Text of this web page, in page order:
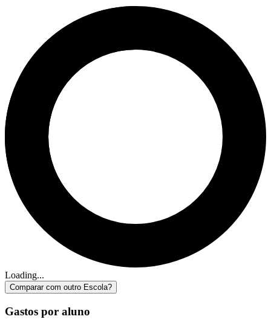
Loading...
Comparar com outro Escola?
Gastos por aluno